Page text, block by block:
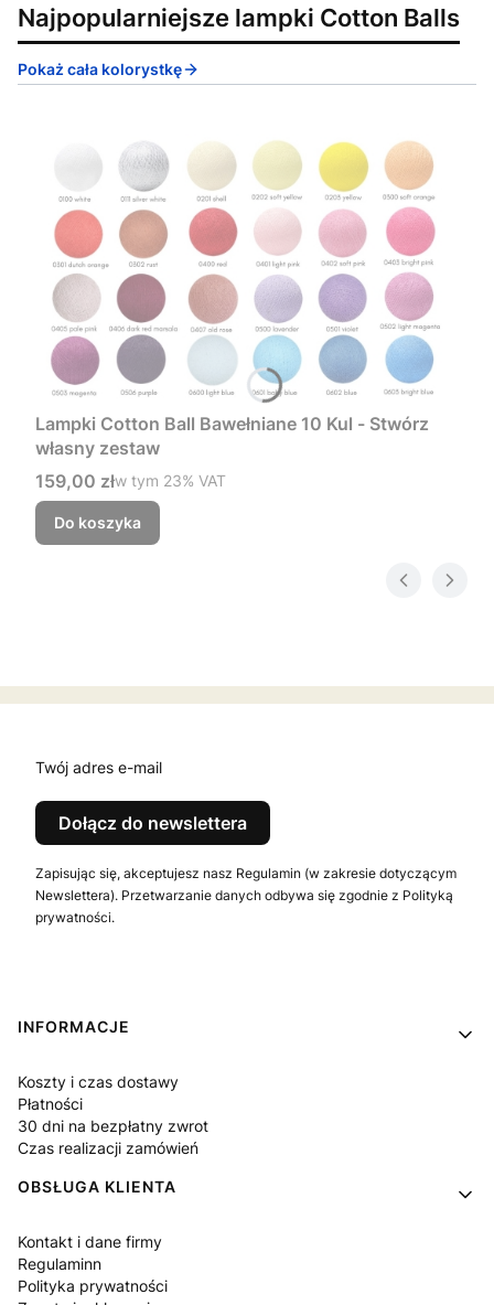
Najpopularniejsze lampki Cotton Balls
Pokaż cała kolorystkę
Lampki Cotton Ball Bawełniane 10 Kul - Stwórz
własny zestaw
Cena brutto
159,00 złw tym %s VAT
w tym 23% VAT
Do koszyka
Twój adres e-mail
Dołącz do newslettera
Zapisując się, akceptujesz nasz Regulamin (w zakresie dotyczącym
Newslettera). Przetwarzanie danych odbywa się zgodnie z Polityką
prywatności.
Linki w stopce
INFORMACJE
Koszty i czas dostawy
Płatności
30 dni na bezpłatny zwrot
Czas realizacji zamówień
OBSŁUGA KLIENTA
Kontakt i dane firmy
Regulaminn
Polityka prywatności